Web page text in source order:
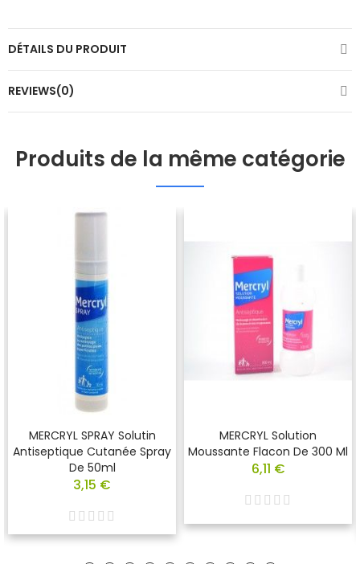
DÉTAILS DU PRODUIT
REVIEWS(0)
Produits de la même catégorie
MERCRYL SPRAY Solutin
Antiseptique Cutanée Spray
De 50ml
3,15 €
MERCRYL Solution
Moussante Flacon De 300 Ml
6,11 €